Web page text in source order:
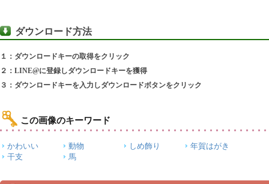
ダウンロード方法
１：ダウンロードキーの取得をクリック
２：LINE@に登録しダウンロードキーを獲得
３：ダウンロードキーを入力しダウンロードボタンをクリック
この画像のキーワード
かわいい 動物 しめ飾り
年賀はがき
干支
馬